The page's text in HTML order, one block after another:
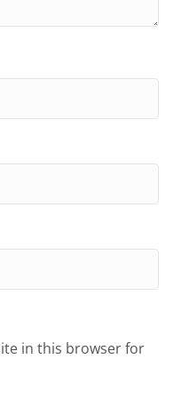
in this browser for